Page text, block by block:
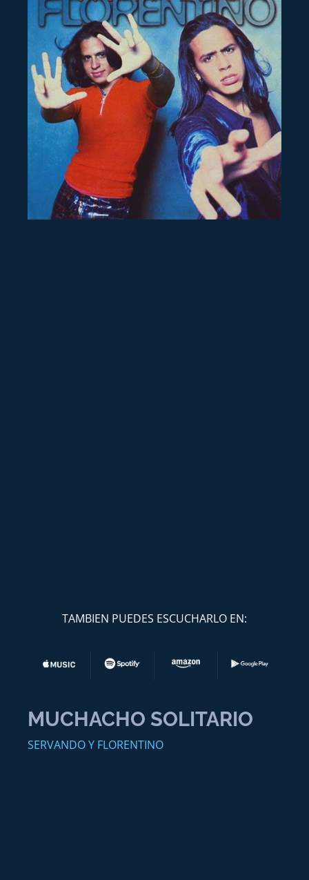
TAMBIEN PUEDES ESCUCHARLO EN:
MUCHACHO SOLITARIO
SERVANDO Y FLORENTINO